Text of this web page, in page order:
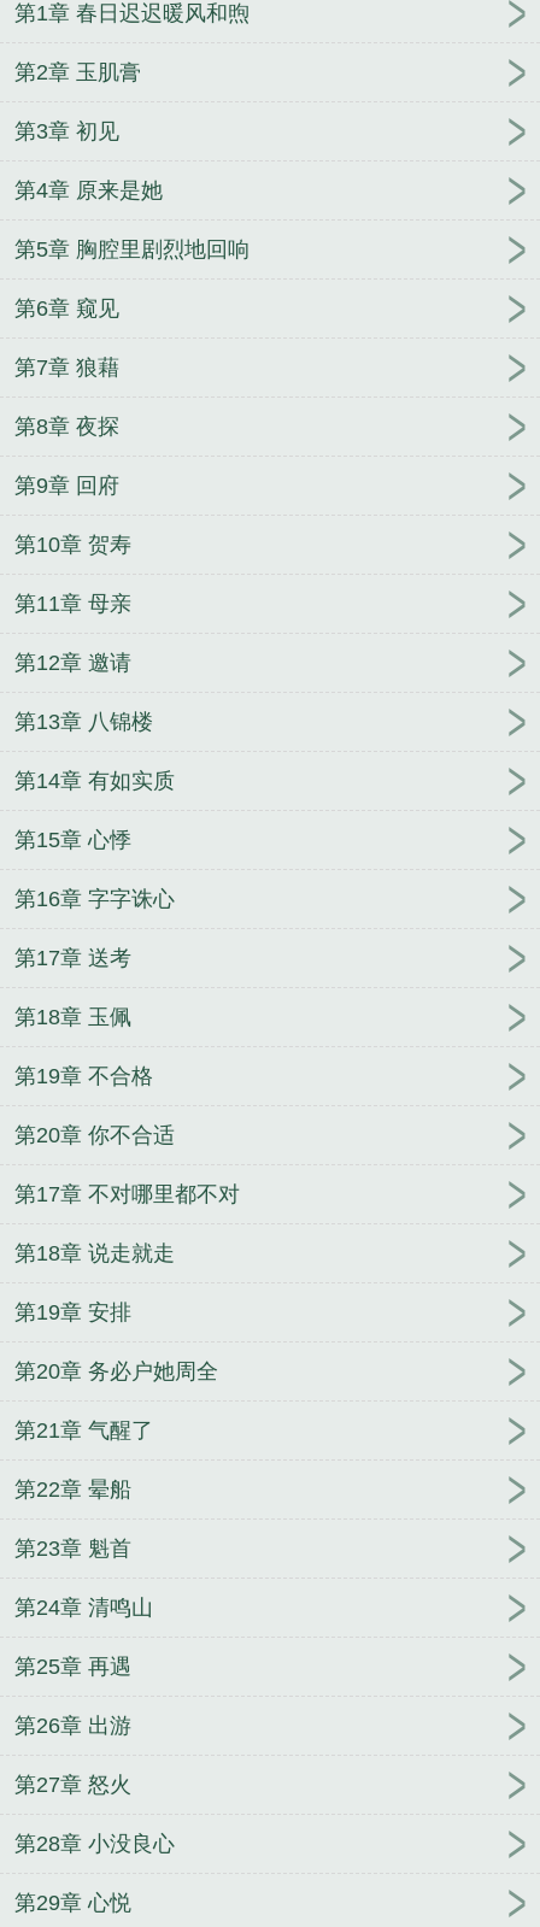
第1章 春日迟迟暖风和煦
第2章 玉肌膏
第3章 初见
第4章 原来是她
第5章 胸腔里剧烈地回响
第6章 窥见
第7章 狼藉
第8章 夜探
第9章 回府
第10章 贺寿
第11章 母亲
第12章 邀请
第13章 八锦楼
第14章 有如实质
第15章 心悸
第16章 字字诛心
第17章 送考
第18章 玉佩
第19章 不合格
第20章 你不合适
第17章 不对哪里都不对
第18章 说走就走
第19章 安排
第20章 务必户她周全
第21章 气醒了
第22章 晕船
第23章 魁首
第24章 清鸣山
第25章 再遇
第26章 出游
第27章 怒火
第28章 小没良心
第29章 心悦